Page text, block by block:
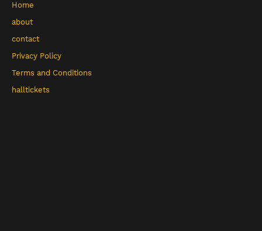
Home
about
contact
Privacy Policy
Terms and Conditions
halltickets